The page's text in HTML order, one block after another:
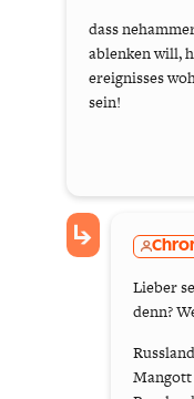
dass
ablenken will,
ereignisses
sein!
Lieber
denn?